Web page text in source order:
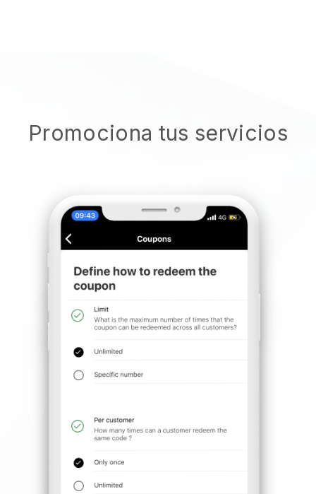
Promociona tus servicios